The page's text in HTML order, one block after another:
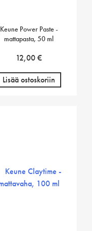
Keune Power Paste -
mattapasta, 50 ml
12,00€
Lisää ostoskoriin